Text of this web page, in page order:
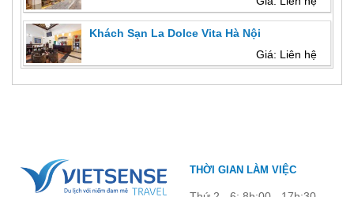
Khách Sạn La Dolce Vita Hà Nội
Giá: Liên hệ
THỜI GIAN LÀM VIỆC